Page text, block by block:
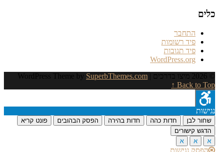
כלים
התחבר
פיד רשומות
פיד תגובות
WordPress.org
© 2026 מיצו בדרכים
SuperbThemes.com
Back to Top ↑
נגישות
שחור לבן חדות כהה חדות בהירה הפסק הבהובים
פונט קריא
הדגש קישורים
א
א א
הפסק נגישות